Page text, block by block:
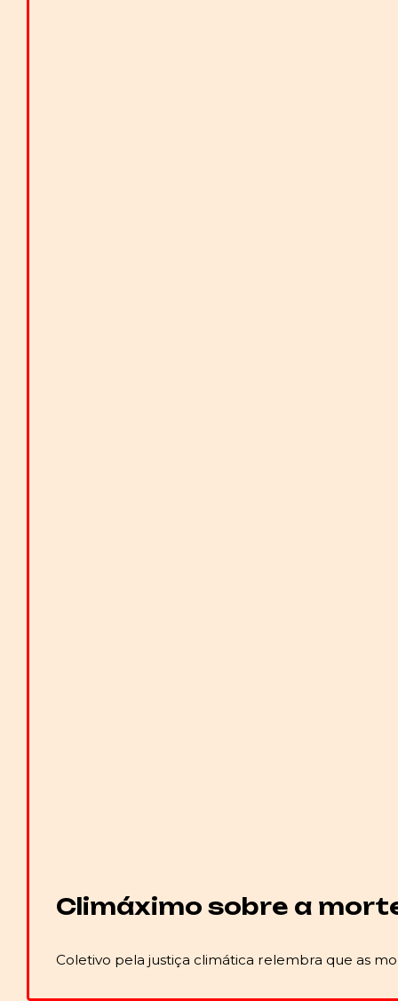
Climáximo sobre a
Coletivo pela justiça climática relembra que as